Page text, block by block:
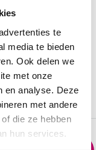
te
media te bieden
Ook delen we
met onze
en analyse. Deze
met andere
die ze hebben
hun services.
monteurs.